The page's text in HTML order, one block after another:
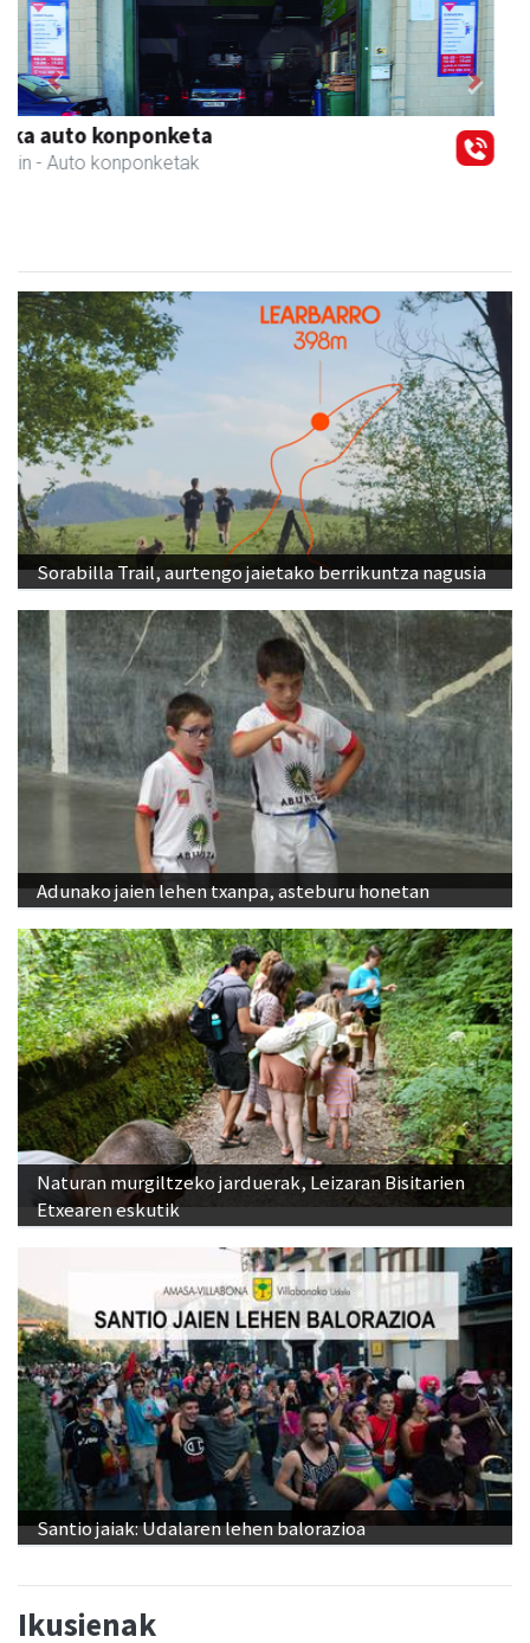
Ormaki urdaitegia
Andoain - Urdaitegiak
Previous Next
Sorabilla Trail, aurtengo jaietako berrikuntza nagusia
Adunako jaien lehen txanpa, asteburu honetan
Naturan murgiltzeko jarduerak, Leizaran Bisitarien
Etxearen eskutik
Santio jaiak: Udalaren lehen balorazioa
Ikusienak